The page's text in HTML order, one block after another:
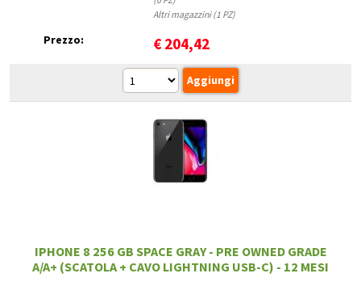
Altri magazzini (1 PZ)
Prezzo: €204,42
IPHONE 8 256 GB SPACE GRAY - PRE OWNED GRADE
A/A+ (SCATOLA + CAVO LIGHTNING USB-C) - 12 MESI